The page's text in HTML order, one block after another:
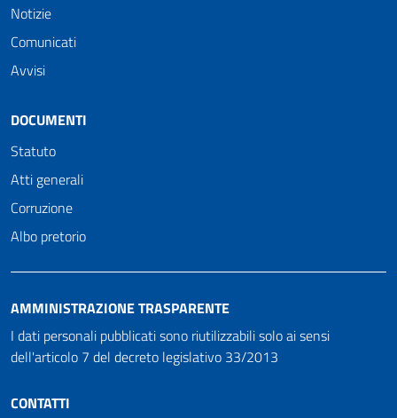
Notizie
Comunicati
Avvisi
DOCUMENTI
Statuto
Atti generali
Corruzione
Albo pretorio
AMMINISTRAZIONE TRASPARENTE
I dati personali pubblicati sono riutilizzabili solo ai sensi
dell'articolo 7 del decreto legislativo 33/2013
CONTATTI